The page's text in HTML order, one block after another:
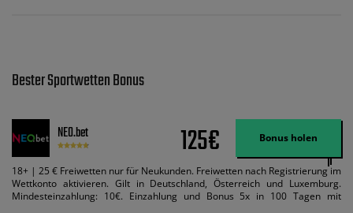
Bester Sportwetten Bonus
NEO.bet 125€ Bonus holen
18+ | 25 € Freiwetten nur für Neukunden. Freiwetten nach Registrierung im
Wettkonto aktivieren. Gilt in Deutschland, Österreich und Luxemburg.
Mindesteinzahlung: 10€. Einzahlung und Bonus 5x in 100 Tagen mit